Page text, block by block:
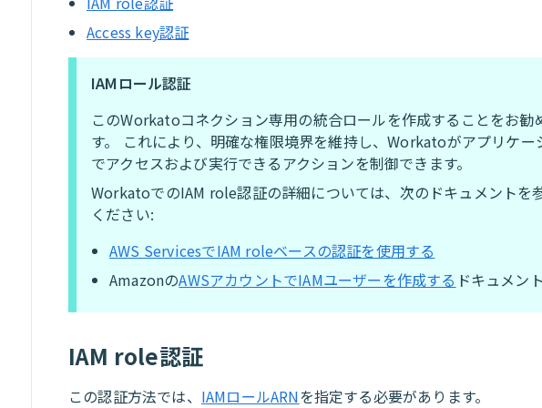
Access key認証
IAMロール認証
このWorkatoコネクション専用の統合ロールを作成することをお勧
す。 これにより、明確な権限境界を維持し、Workatoがアプリケー
でアクセスおよび実行できるアクションを制御できます。
WorkatoでのIAM role認証の詳細については、次のドキュメントを
ください:
AWS ServicesでIAM roleベースの認証を使用する
AmazonのAWSアカウントでIAMユーザーを作成する ドキュメン
IAM role認証
この認証方法では、 IAMロールARNを指定する必要があります。